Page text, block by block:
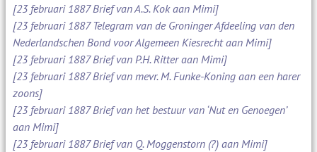
[23 februari 1887 Brief van A.S. Kok aan Mimi]
[23 februari 1887 Telegram van de Groninger Afdeeling van den
Nederlandschen Bond voor Algemeen Kiesrecht aan Mimi]
[23 februari 1887 Brief van P.H. Ritter aan Mimi]
[23 februari 1887 Brief van mevr. M. Funke-Koning aan een harer
zoons]
[23 februari 1887 Brief van het bestuur van ‘Nut en Genoegen’
aan Mimi]
[23 februari 1887 Brief van Q. Moggenstorn (?) aan Mimi]